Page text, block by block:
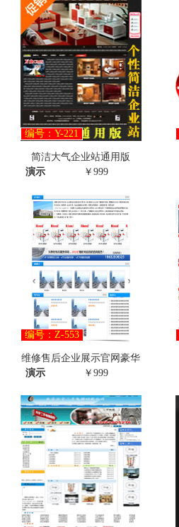
编号：Y-221
简洁大气企业站通用版
演示
￥999
编号：Z-553
维修售后企业展示官网豪华
演示
￥999